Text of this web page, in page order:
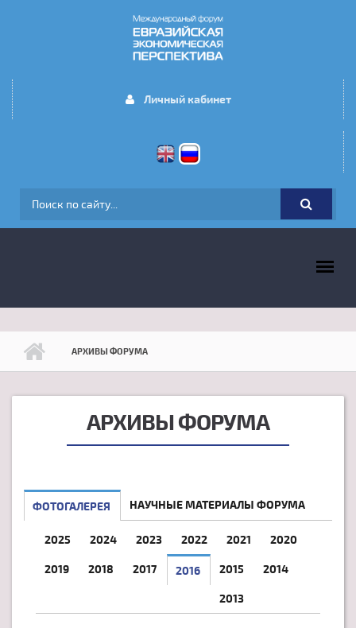
Личный кабинет
ФОРМА ПОИСКА
АРХИВЫ ФОРУМА
АРХИВЫ ФОРУМА
ФОТОГАЛЕРЕЯ НАУЧНЫЕ МАТЕРИАЛЫ ФОРУМА
2025 2024 2023 2022 2021 2020
2019 2018 2017 2016 2015 2014
2013